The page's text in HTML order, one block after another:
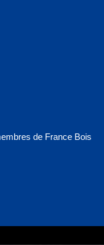
de France Bois